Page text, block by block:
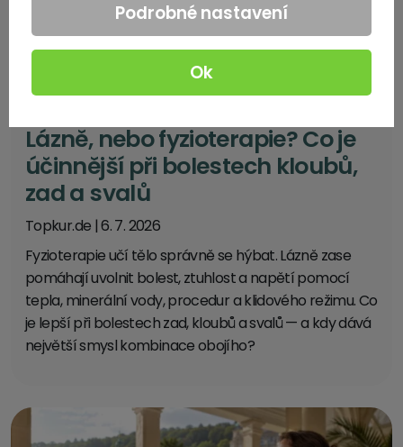
Lázně, nebo fyzioterapie? Co je
účinnější při bolestech kloubů,
zad a svalů
Topkur.de |6. 7. 2026
Fyzioterapie učí tělo správně se hýbat. Lázně zase
pomáhají uvolnit bolest, ztuhlost a napětí pomocí
tepla, minerální vody, procedur a klidového režimu. Co
je lepší při bolestech zad, kloubů a svalů — a kdy dává
největší smysl kombinace obojího?
Podrobné nastavení
Ok